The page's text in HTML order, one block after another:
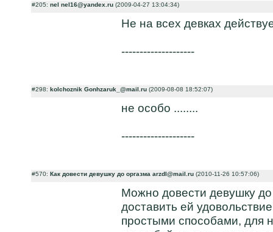
#205: nel nel16@yandex.ru (2009-04-27 13:04:34)
Не на всех девках
--------------------
#298: kolchoznik Gonhzaruk_@mail.ru (2009-08-08 18:52:07)
не особо ........
--------------------
#570: Как довести девушку до оргазма arzdl@mail.ru (2010-11-26 10:57:06)
Можно довести девушку
доставить ей
простыми способами, для